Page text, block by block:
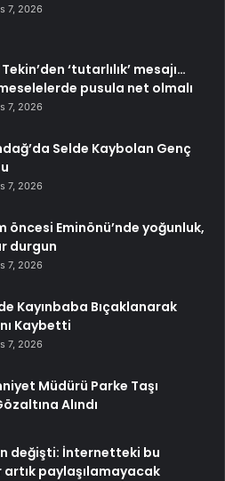
7, 2026
‘tutarlılık’ mesajı…
pusula net olmalı
7, 2026
Selde Kaybolan Genç
7, 2026
öncesi Eminönü’nde yoğunluk,
durgun
7, 2026
Kayınbaba Bıçaklanarak
Kaybetti
7, 2026
Müdürü Parke Taşı
Alındı
değişti: İnternetteki bu
paylaşılamayacak